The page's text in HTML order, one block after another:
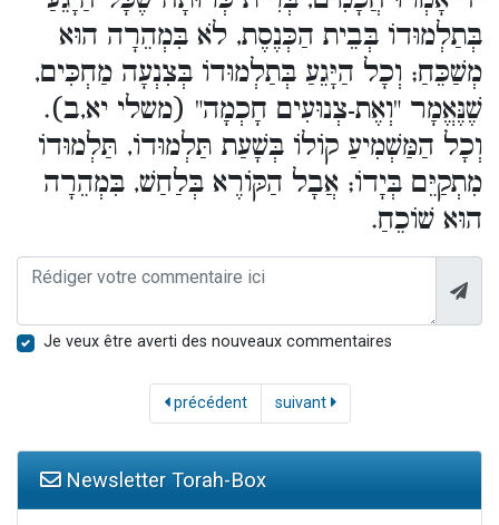
בְּתַלְמוּדוֹ בְּבֵית הַכְּנֶסֶת, לֹא בִּמְהֵרָה הוּא
מְשַׁכֵּחַ; וְכָל הַיָּגֵעַ בְּתַלְמוּדוֹ בְּצִנְעָה מַחְכִּים,
שֶׁנֶּאֱמָר "וְאֶת-צְנוּעִים חָכְמָה" (משלי יא,ב).
וְכָל הַמַּשְׁמִיעַ קוֹלוֹ בְּשָׁעַת תַּלְמוּדוֹ, תַּלְמוּדוֹ
מִתְקַיֵּם בְּיָדוֹ; אֲבָל הַקּוֹרֶא בְּלַחַשׁ, בִּמְהֵרָה
הוּא שׁוֹכֵחַ.
Je veux être averti des nouveaux commentaires
précédent suivant
Newsletter Torah-Box